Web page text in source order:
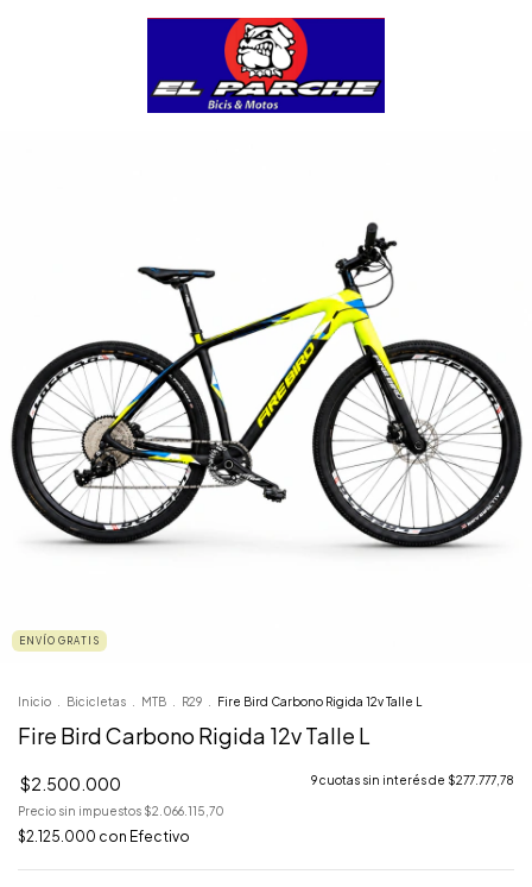
ENVÍO GRATIS
Inicio Bicicletas MTB R29 Fire Bird Carbono Rigida 12v Talle L
Fire Bird Carbono Rigida 12v Talle L
$2.500.000 9cuotas sin interés de $277.777,78
Precio sin impuestos $2.066.115,70
$2.125.000 con Efectivo